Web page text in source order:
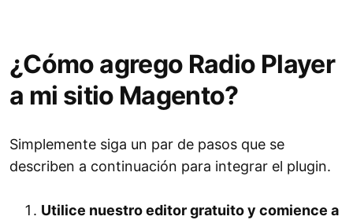
¿Cómo agrego Radio Player
a mi sitio Magento?
Simplemente siga un par de pasos que se
describen a continuación para integrar el plugin.
Utilice nuestro editor gratuito y comience a